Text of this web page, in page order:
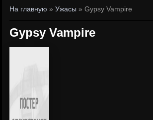
На главную »Ужасы » Gypsy Vampire
Gypsy Vampire